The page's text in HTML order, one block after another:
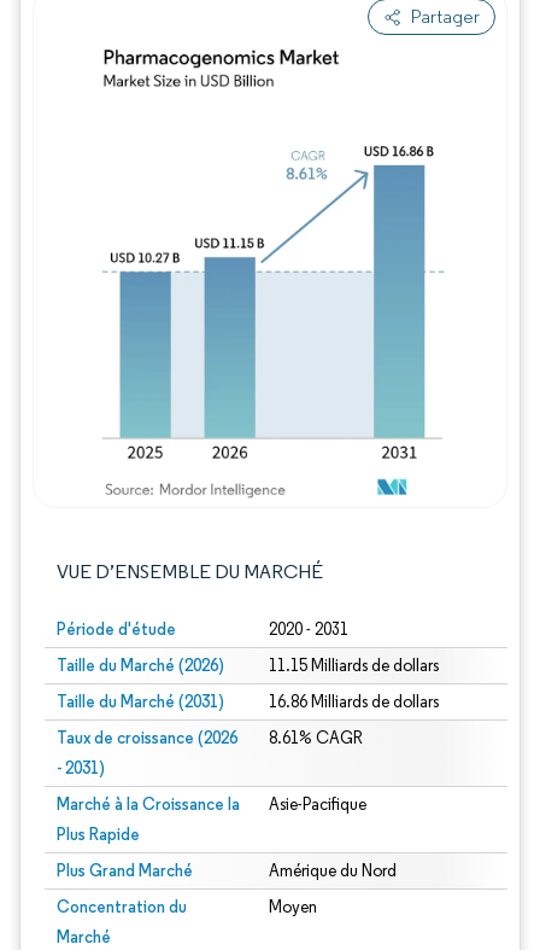
Partager
VUE D’ENSEMBLE DU MARCHÉ
Période d'étude 2020 - 2031
Taille du Marché (2026) 11.15 Milliards de dollars
Taille du Marché (2031) 16.86 Milliards de dollars
Taux de croissance (2026
- 2031)
8.61% CAGR
Marché à la Croissance la
Plus Rapide
Asie-Pacifique
Plus Grand Marché Amérique du Nord
Concentration du
Marché
Moyen